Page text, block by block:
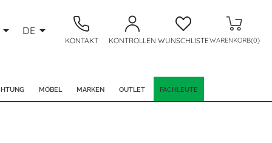
DE 
KONTAKT KONTROLLEN WUNSCHLISTEWARENKORB(0)
MÖBEL MARKEN OUTLET FACHLEUTE